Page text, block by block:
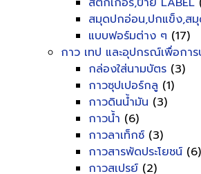
สมุดปกอ่อน,ปกแข็ง,สมุ
แบบฟอร์มต่าง ๆ (17)
กาว เทป และอุปกรณ์เพื่อการ
กล่องใส่นามบัตร (3)
กาวซุปเปอร์กลู (1)
กาวดินน้ำมัน (3)
กาวน้ำ (6)
กาวลาเท็กซ์ (3)
กาวสารพัดประโยชน์ (6)
กาวสเปรย์ (2)